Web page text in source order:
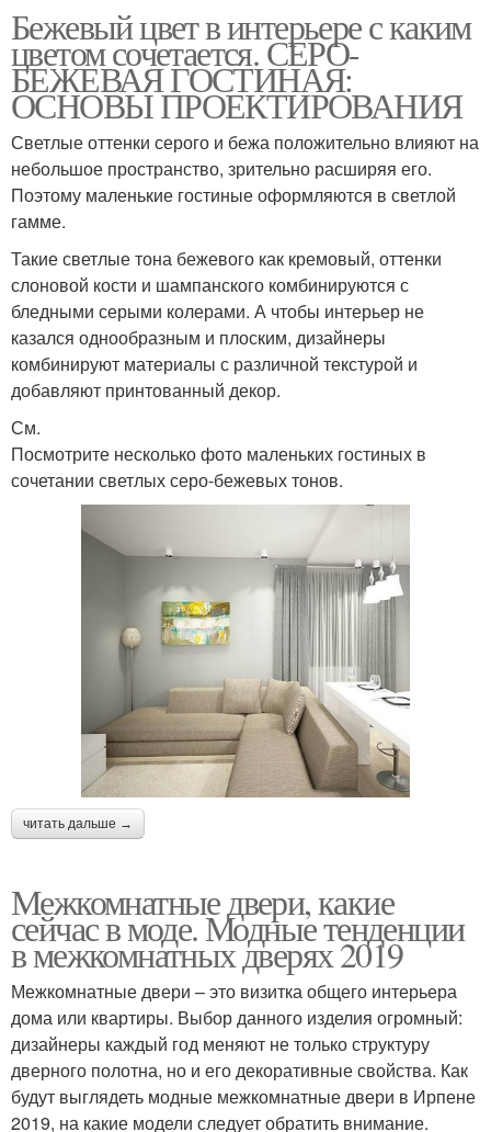
Бежевый цвет в интерьере с каким
цветом сочетается. СЕРО-
БЕЖЕВАЯ ГОСТИНАЯ:
ОСНОВЫ ПРОЕКТИРОВАНИЯ
Светлые оттенки серого и бежа положительно влияют на
небольшое пространство, зрительно расширяя его.
Поэтому маленькие гостиные оформляются в светлой
гамме.
Такие светлые тона бежевого как кремовый, оттенки
слоновой кости и шампанского комбинируются с
бледными серыми колерами. А чтобы интерьер не
казался однообразным и плоским, дизайнеры
комбинируют материалы с различной текстурой и
добавляют принтованный декор.
См.
Посмотрите несколько фото маленьких гостиных в
сочетании светлых серо-бежевых тонов.
читать дальше →
Межкомнатные двери, какие
сейчас в моде. Модные тенденции
в межкомнатных дверях 2019
Межкомнатные двери – это визитка общего интерьера
дома или квартиры. Выбор данного изделия огромный:
дизайнеры каждый год меняют не только структуру
дверного полотна, но и его декоративные свойства. Как
будут выглядеть модные межкомнатные двери в Ирпене
2019, на какие модели следует обратить внимание.